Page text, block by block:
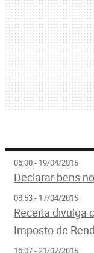
06:00 - 19/04/2015
Declarar bens
08:53 - 17/04/2015
Receita divulga
Imposto de
16:07 - 21/07/2015